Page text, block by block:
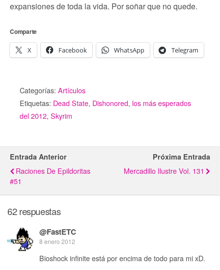
expansiones de toda la vida. Por soñar que no quede.
Comparte
X Facebook WhatsApp Telegram
Categorías: Artículos
Etiquetas: Dead State, Dishonored, los más esperados
del 2012, Skyrim
Entrada Anterior
Raciones De Epildoritas
#51
Próxima Entrada
Mercadillo Ilustre Vol. 131
62 respuestas
@FastETC
8 enero 2012
Bioshock infinite está por encima de todo para mi xD.